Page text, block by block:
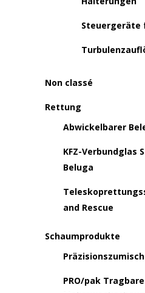
Steuergeräte
Non classé
Rettung
Abwickelbarer
KFZ-Verbundglas
Beluga
and Rescue
Schaumprodukte
PRO/pak